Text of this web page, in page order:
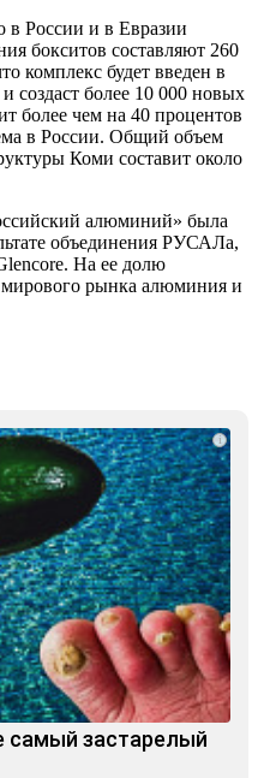
в России и в Евразии
бокситов составляют 260
комплекс будет введен в
создаст более 10 000 новых
более чем на 40 процентов
в России. Общий объем
Коми составит около
алюминий» была
объединения РУСАЛа,
На ее долю
мирового рынка алюминия и
i
самый застарелый